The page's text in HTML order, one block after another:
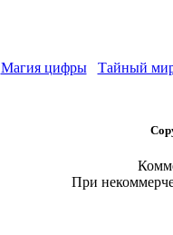
Магия цифры Тайный
При